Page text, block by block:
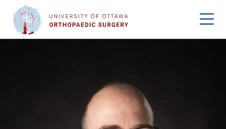
Sauter
contenu